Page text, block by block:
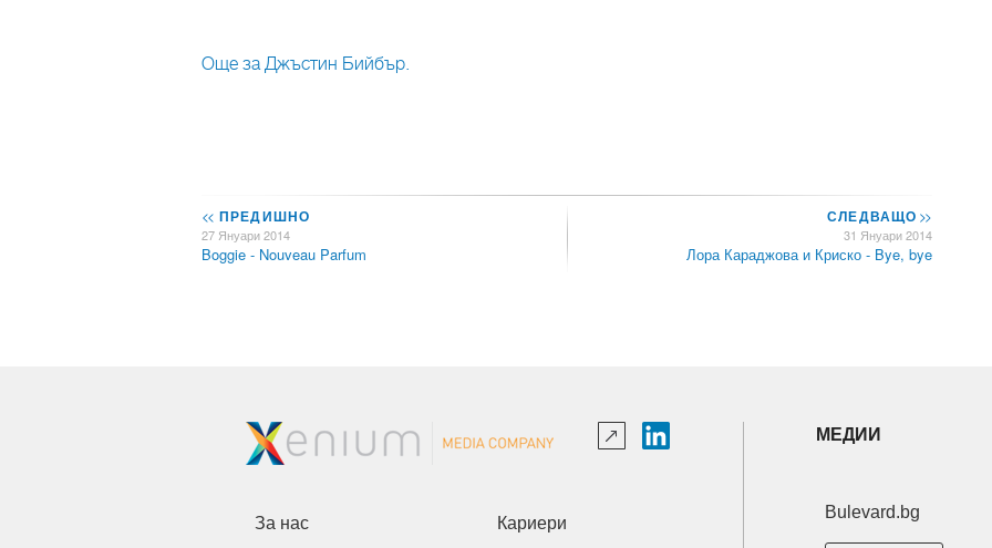
Още за Джъстин Бийбър.
<< ПРЕДИШНО
27 Януари 2014
Boggie - Nouveau Parfum
СЛЕДВАЩО>>
31 Януари 2014
Лора Караджова и Криско - Bye, bye
За нас Кариери
МЕДИИ
Bulevard.bg